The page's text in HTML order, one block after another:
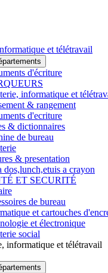
et télétravail
d'écriture
informatique et
& rangement
d'ecriture
& dictionnaires
de bureau
& presentation
dos,lunch,etuis a crayon
ET SECURITÉ
de bureau
et cartouches
et électronique
social